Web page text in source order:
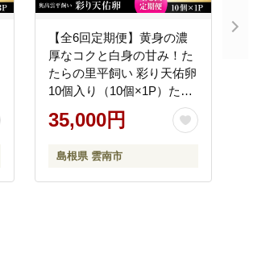
【全6回定期便】黄身の濃
厚なコクと白身の甘み！た
たらの里平飼い 彩り天佑卵
10個入り（10個×1P）たま
ご 卵 放牧卵 平飼い卵 新鮮
国産 島根県雲南市/株式会
べ森の鶏舎） [AIDL008]
35,000円
島根県 雲南市